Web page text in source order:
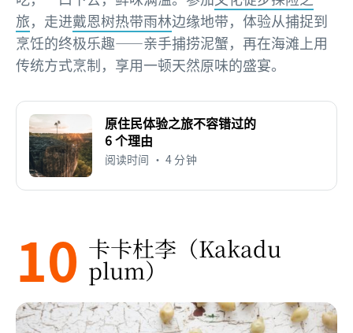
旅，走进戴恩树热带雨林边缘地带，体验从捕捉到
烹饪的终极乐趣——亲手捕捞泥蟹，再在海滩上用
传统方式烹制，享用一顿天然原味的盛宴。
原住民体验之旅不容错过的
6 个理由
阅读时间 • 4 分钟
10 卡卡杜李（Kakadu
plum）